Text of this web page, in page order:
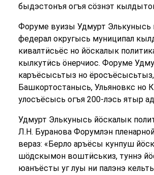
быдэстонъя огъя сӧзнэт
Форуме вуизы Удмурт Элькунысь
федерал округысь муниципал
кивалтӥсьёс но йӧскалык
кылкутӥсь ӧнерчиос. Форуме
каръёсысьтыз но
Башкортостанысь, Ульяновкс но
улосъёсысь огъя 200-лэсь ятыр
Удмурт Элькунысь йӧскалык
Л.Н. Буранова Форумлэн
вераз: «Берло аръёсы кунпуш
шӧдскымон воштӥськиз, туннэ
юанъёсты уг луы ни палэнэ